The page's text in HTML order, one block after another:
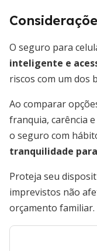
O seguro para
inteligente e
riscos com um dos
Ao comparar
franquia, carência
o seguro com
tranquilidade
Proteja seu
imprevistos não
orçamento familiar.